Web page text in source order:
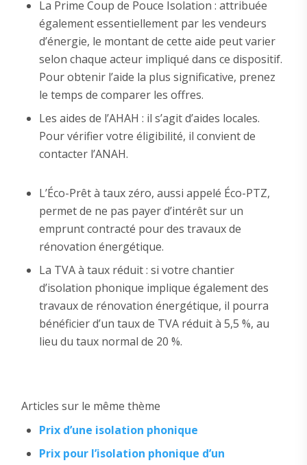
La Prime Coup de Pouce Isolation : attribuée
également essentiellement par les vendeurs
d’énergie, le montant de cette aide peut varier
selon chaque acteur impliqué dans ce dispositif.
Pour obtenir l’aide la plus significative, prenez
le temps de comparer les offres.
Les aides de l’AHAH : il s’agit d’aides locales.
Pour vérifier votre éligibilité, il convient de
contacter l’ANAH.
L’Éco-Prêt à taux zéro, aussi appelé Éco-PTZ,
permet de ne pas payer d’intérêt sur un
emprunt contracté pour des travaux de
rénovation énergétique.
La TVA à taux réduit : si votre chantier
d’isolation phonique implique également des
travaux de rénovation énergétique, il pourra
bénéficier d’un taux de TVA réduit à 5,5 %, au
lieu du taux normal de 20 %.
Articles sur le même thème
Prix d’une isolation phonique
Prix pour l’isolation phonique d’un